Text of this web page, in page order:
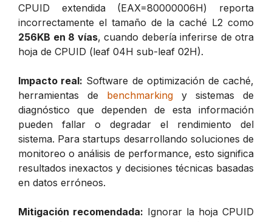
CPUID extendida (EAX=80000006H) reporta
incorrectamente el tamaño de la caché L2 como
256KB en 8 vías, cuando debería inferirse de otra
hoja de CPUID (leaf 04H sub-leaf 02H).
Impacto real: Software de optimización de caché,
herramientas de benchmarking y sistemas de
diagnóstico que dependen de esta información
pueden fallar o degradar el rendimiento del
sistema. Para startups desarrollando soluciones de
monitoreo o análisis de performance, esto significa
resultados inexactos y decisiones técnicas basadas
en datos erróneos.
Mitigación recomendada: Ignorar la hoja CPUID